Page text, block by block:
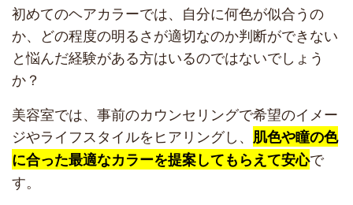
初めてのヘアカラーでは、自分に何色が似合うの
か、どの程度の明るさが適切なのか判断ができない
と悩んだ経験がある方はいるのではないでしょう
か？
美容室では、事前のカウンセリングで希望のイメー
ジやライフスタイルをヒアリングし、 肌色や瞳の色
に合った最適なカラーを提案してもらえて安心で
す。